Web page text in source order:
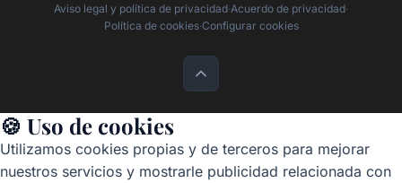
Aviso legal y política de privacidad·Acuerdo de privacidad·
Política de cookies·Configurar cookies
🍪 Uso de cookies
Utilizamos cookies propias y de terceros para mejorar
nuestros servicios y mostrarle publicidad relacionada con